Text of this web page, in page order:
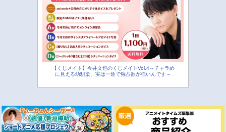
【くじメイト】今井文也のくじメイトVol.4～チャラめ
に見える幼馴染、実は一途で独占欲が強いんです～